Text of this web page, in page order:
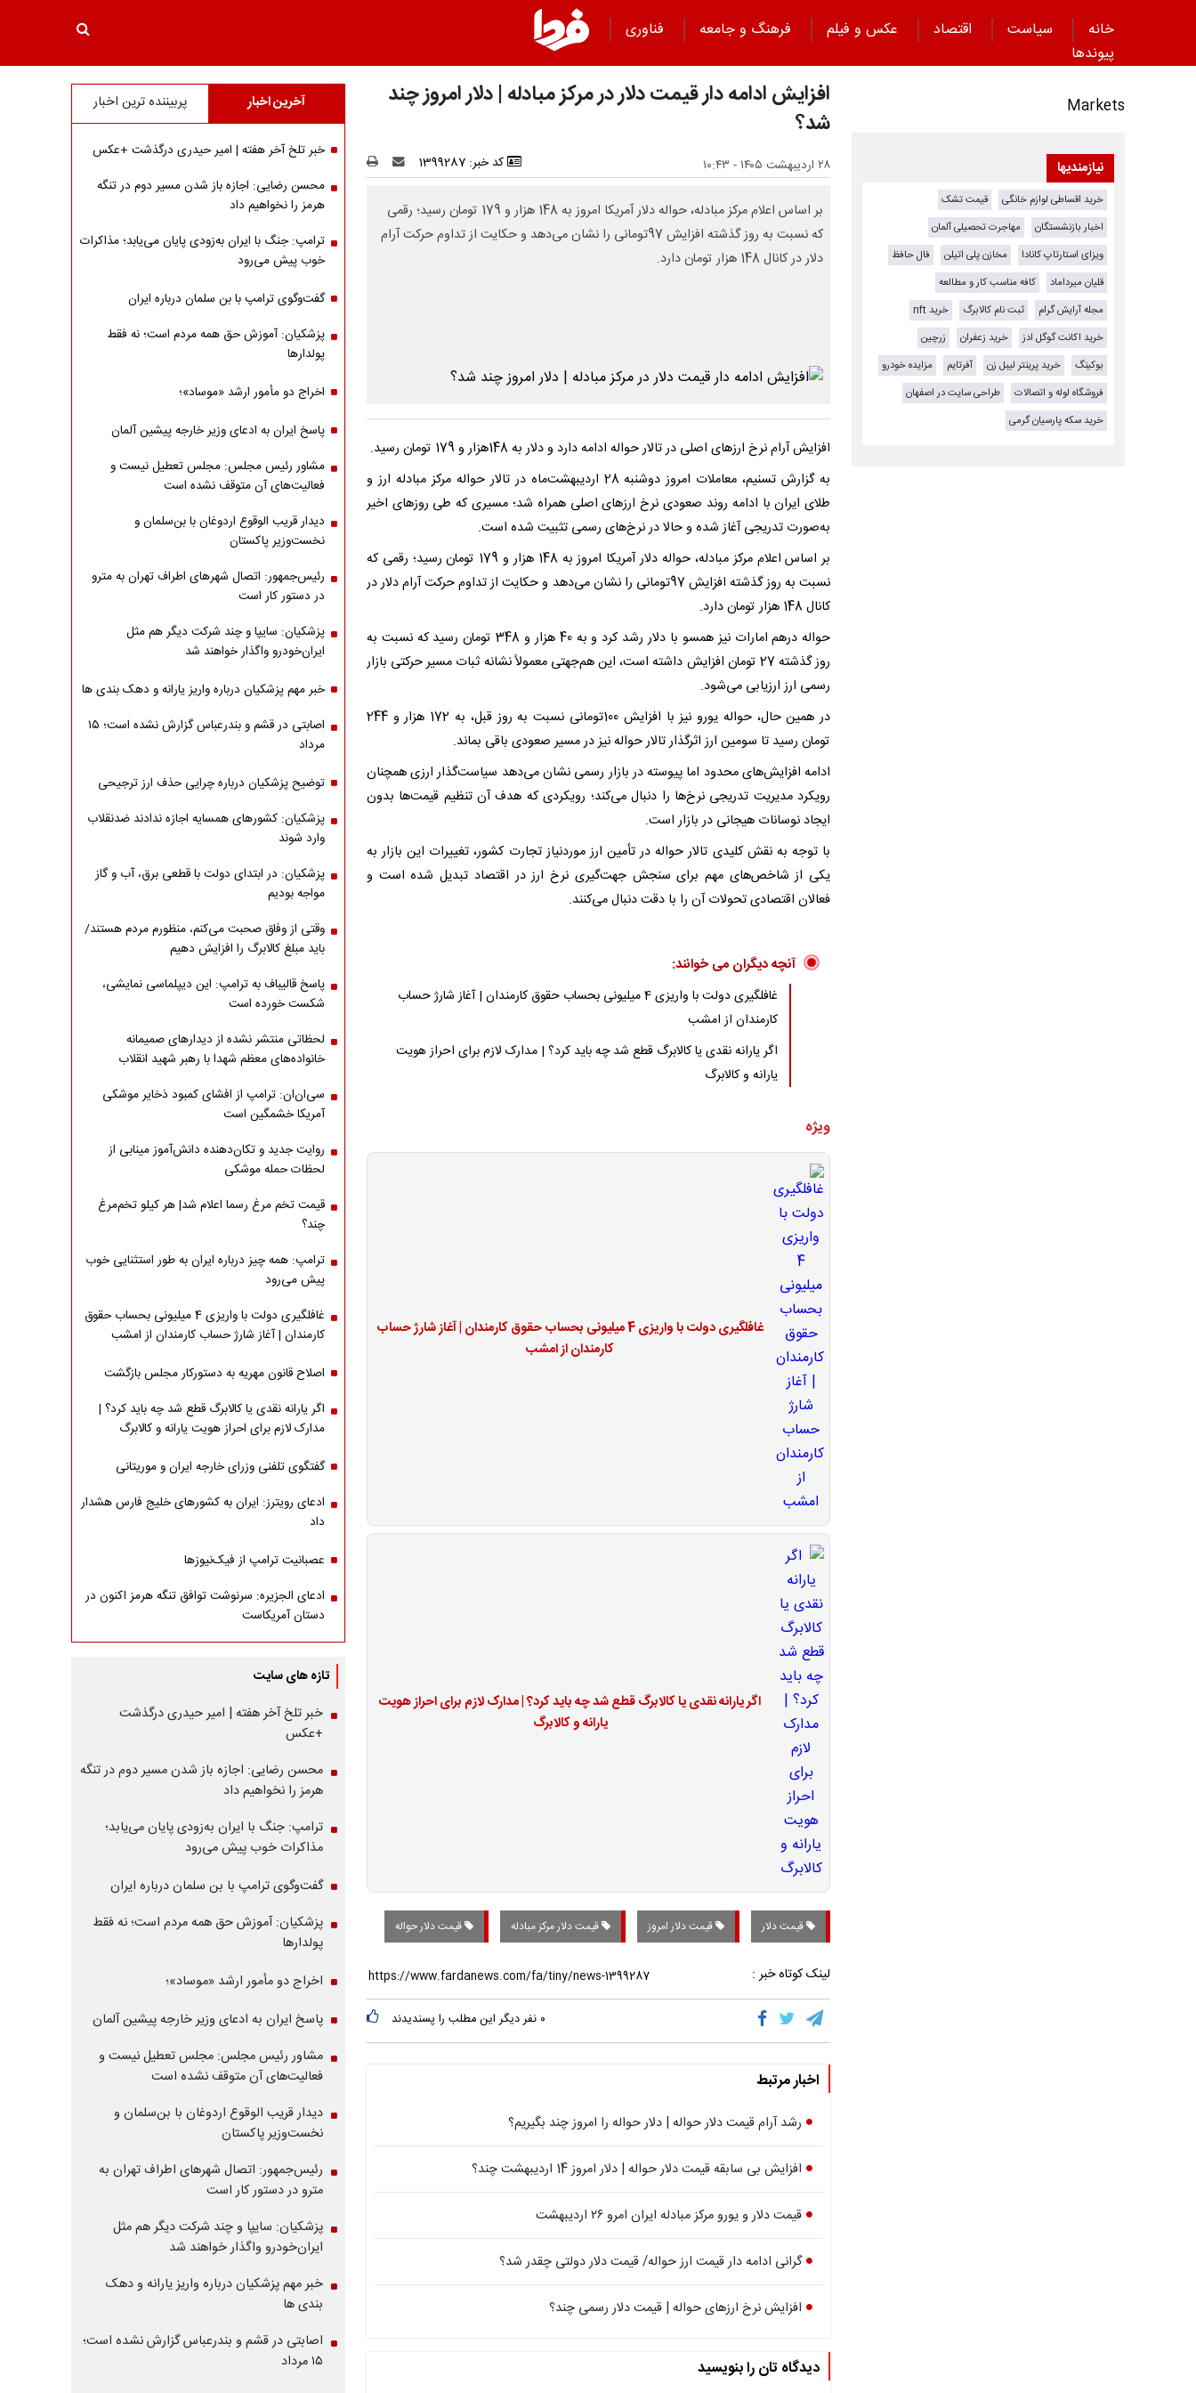
خانه سیاست اقتصاد عکس و فیلم فرهنگ و جامعه
فناوری
پیوند‌ها
افزایش ادامه دار قیمت دلار در مرکز مبادله | دلار امروز چند
شد؟
۲۸ اردیبهشت ۱۴۰۵ - ۱۰:۴۳ کد خبر: 1399287
بر اساس اعلام مرکز مبادله، حواله دلار آمریکا امروز به 148 هزار و 179 تومان رسید؛ رقمی
که نسبت به روز گذشته افزایش 97تومانی را نشان می‌دهد و حکایت از تداوم حرکت آرام
دلار در کانال 148 هزار تومان دارد.
افزایش آرام نرخ ارزهای اصلی در تالار حواله ادامه دارد و دلار به 148هزار و 179 تومان رسید.
به گزارش تسنیم، معاملات امروز دوشنبه 28 اردیبهشت‌ماه در تالار حواله مرکز مبادله ارز و
طلای ایران با ادامه روند صعودی نرخ ارزهای اصلی همراه شد؛ مسیری که طی روزهای اخیر
به‌صورت تدریجی آغاز شده و حالا در نرخ‌های رسمی تثبیت شده است.
بر اساس اعلام مرکز مبادله، حواله دلار آمریکا امروز به 148 هزار و 179 تومان رسید؛ رقمی که
نسبت به روز گذشته افزایش 97تومانی را نشان می‌دهد و حکایت از تداوم حرکت آرام دلار در
کانال 148 هزار تومان دارد.
حواله درهم امارات نیز همسو با دلار رشد کرد و به 40 هزار و 348 تومان رسید که نسبت به
روز گذشته 27 تومان افزایش داشته است، این هم‌جهتی معمولاً نشانه ثبات مسیر حرکتی بازار
رسمی ارز ارزیابی می‌شود.
در همین حال، حواله یورو نیز با افزایش 100تومانی نسبت به روز قبل، به 172 هزار و 244
تومان رسید تا سومین ارز اثرگذار تالار حواله نیز در مسیر صعودی باقی بماند.
ادامه افزایش‌های محدود اما پیوسته در بازار رسمی نشان می‌دهد سیاست‌گذار ارزی همچنان
رویکرد مدیریت تدریجی نرخ‌ها را دنبال می‌کند؛ رویکردی که هدف آن تنظیم قیمت‌ها بدون
ایجاد نوسانات هیجانی در بازار است.
با توجه به نقش کلیدی تالار حواله در تأمین ارز موردنیاز تجارت کشور، تغییرات این بازار به
یکی از شاخص‌های مهم برای سنجش جهت‌گیری نرخ ارز در اقتصاد تبدیل شده است و
فعالان اقتصادی تحولات آن را با دقت دنبال می‌کنند.
آنچه دیگران می خوانند:
غافلگیری دولت با واریزی 4 میلیونی بحساب حقوق کارمندان | آغاز شارژ حساب
کارمندان از امشب
اگر یارانه نقدی یا کالابرگ قطع شد چه باید کرد؟ | مدارک لازم برای احراز هویت
یارانه و کالابرگ
ویژه
غافلگیری دولت با واریزی 4 میلیونی بحساب حقوق کارمندان | آغاز شارژ حساب
کارمندان از امشب
اگر یارانه نقدی یا کالابرگ قطع شد چه باید کرد؟ | مدارک لازم برای احراز هویت
یارانه و کالابرگ
قیمت دلار قیمت دلار امروز قیمت دلار مرکز مبادله قیمت دلار حواله
لینک کوتاه خبر :
۰ نفر دیگر این مطلب را پسندیدند
اخبار مرتبط
رشد آرام قیمت دلار حواله | دلار حواله‌ را امروز چند بگیریم؟
افزایش بی سابقه قیمت دلار حواله‌ | دلار امروز 14 اردیبهشت چند؟
قیمت دلار و یورو مرکز مبادله ایران امرو ۲۶ اردیبهشت
گرانی ادامه دار قیمت ارز حواله/ قیمت دلار دولتی چقدر شد؟
افزایش نرخ ارزهای حواله | قیمت دلار رسمی چند؟
دیدگاه تان را بنویسید
Markets
نیازمندیها
خرید اقساطی لوازم خانگی
قیمت تشک
اخبار بازنشستگان
مهاجرت تحصیلی آلمان
ویزای استارتاپ کانادا
مخازن پلی اتیلن
فال حافظ
قلیان میرداماد
کافه مناسب کار و مطالعه
مجله آرایش گرام
ثبت نام کالابرگ
خرید nft
خرید اکانت گوگل ادز
خرید زعفران
زرچین
بوکینگ
خرید پرینتر لیبل زن آفرتایم
مزایده خودرو
فروشگاه لوله و اتصالات
طراحی سایت در اصفهان
خرید سکه پارسیان گرمی
آخرین اخبار پربیننده ترین اخبار
خبر تلخ آخر هفته | امیر حیدری درگذشت +عکس
محسن رضایی: اجازه باز شدن مسیر دوم در تنگه
هرمز را نخواهیم داد
ترامپ: جنگ با ایران به‌زودی پایان می‌یابد؛ مذاکرات
خوب پیش می‌رود
گفت‌وگوی ترامپ با بن سلمان درباره ایران
پزشکیان: آموزش حق همه مردم است؛ نه فقط
پولدارها
اخراج دو مأمور ارشد «موساد»؛
پاسخ ایران به ادعای وزیر خارجه پیشین آلمان
مشاور رئیس مجلس: مجلس تعطیل نیست و
فعالیت‌های آن متوقف نشده است
دیدار قریب الوقوع اردوغان با بن‌سلمان و
نخست‌وزیر پاکستان
رئیس‌جمهور: اتصال شهرهای اطراف تهران به مترو
در دستور کار است
پزشکیان: سایپا و چند شرکت دیگر هم مثل
ایران‌خودرو واگذار خواهند شد
خبر مهم پزشکیان درباره واریز یارانه و دهک بندی ها
اصابتی در قشم و بندرعباس گزارش نشده است؛ ۱۵
مرداد
توضیح پزشکیان درباره چرایی حذف ارز ترجیحی
پزشکیان: کشورهای همسایه اجازه ندادند ضدنقلاب
وارد شوند
پزشکیان: در ابتدای دولت با قطعی برق، آب و گاز
مواجه بودیم
وقتی از وفاق صحبت می‌کنم، منظورم مردم هستند/
باید مبلغ کالابرگ را افزایش دهیم
پاسخ قالیباف به ترامپ: این دیپلماسی نمایشی،
شکست خورده است
لحظاتی منتشر نشده از دیدارهای صمیمانه
خانواده‌های معظم شهدا با رهبر شهید انقلاب
سی‌ان‌ان: ترامپ از افشای کمبود ذخایر موشکی
آمریکا خشمگین است
روایت جدید و تکان‌دهنده دانش‌آموز مینابی از
لحظات حمله موشکی
قیمت تخم مرغ رسما اعلام شد| هر کیلو تخم‌مرغ
چند؟
ترامپ: همه چیز درباره ایران به طور استثنایی خوب
پیش می‌رود
غافلگیری دولت با واریزی 4 میلیونی بحساب حقوق
کارمندان | آغاز شارژ حساب کارمندان از امشب
اصلاح قانون مهریه به دستورکار مجلس بازگشت
اگر یارانه نقدی یا کالابرگ قطع شد چه باید کرد؟ |
مدارک لازم برای احراز هویت یارانه و کالابرگ
گفتگوی تلفنی وزرای خارجه ایران و موریتانی
ادعای رویترز: ایران به کشورهای خلیج فارس هشدار
داد
عصبانیت ترامپ از فیک‌نیوزها
ادعای الجزیره: سرنوشت توافق تنگه هرمز اکنون در
دستان آمریکاست
تازه های سایت
خبر تلخ آخر هفته | امیر حیدری درگذشت
+عکس
محسن رضایی: اجازه باز شدن مسیر دوم در تنگه
هرمز را نخواهیم داد
ترامپ: جنگ با ایران به‌زودی پایان می‌یابد؛
مذاکرات خوب پیش می‌رود
گفت‌وگوی ترامپ با بن سلمان درباره ایران
پزشکیان: آموزش حق همه مردم است؛ نه فقط
پولدارها
اخراج دو مأمور ارشد «موساد»؛
پاسخ ایران به ادعای وزیر خارجه پیشین آلمان
مشاور رئیس مجلس: مجلس تعطیل نیست و
فعالیت‌های آن متوقف نشده است
دیدار قریب الوقوع اردوغان با بن‌سلمان و
نخست‌وزیر پاکستان
رئیس‌جمهور: اتصال شهرهای اطراف تهران به
مترو در دستور کار است
پزشکیان: سایپا و چند شرکت دیگر هم مثل
ایران‌خودرو واگذار خواهند شد
خبر مهم پزشکیان درباره واریز یارانه و دهک
بندی ها
اصابتی در قشم و بندرعباس گزارش نشده است؛
۱۵ مرداد